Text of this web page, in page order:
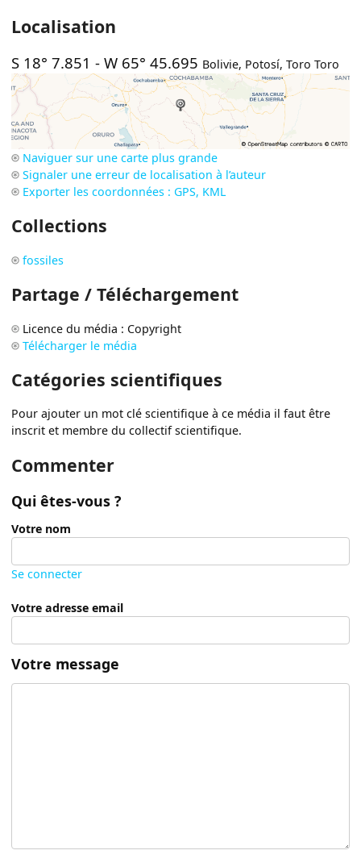
Localisation
S 18° 7.851 -W 65° 45.695 Bolivie, Potosí,Toro Toro
Naviguer sur une carte plus grande
Signaler une erreur de localisation à l’auteur
Exporter les coordonnées : GPS, KML
Collections
fossiles
Partage / Téléchargement
Licence du média : Copyright
Télécharger le média
Catégories scientifiques
Pour ajouter un mot clé scientifique à ce média il faut être
inscrit et membre du collectif scientifique.
Commenter
Qui êtes-vous ?
Votre nom
Se connecter
Votre adresse email
Votre message